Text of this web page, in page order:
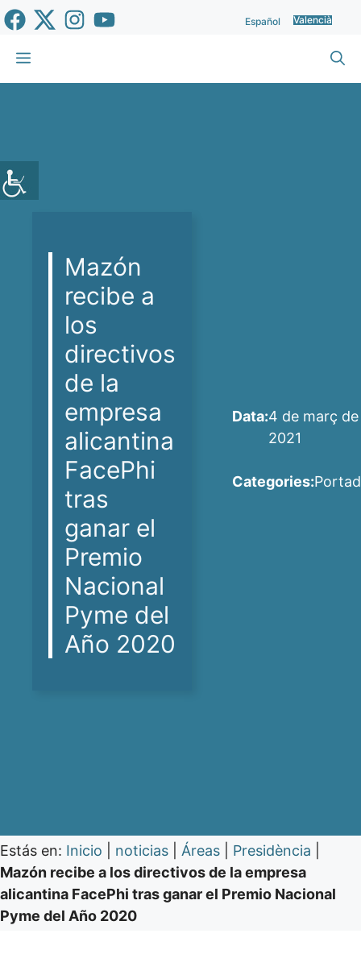
Vés
al
contingut
Español Valencià
Menu
Mazón
recibe a
los
directivos
de la
empresa
alicantina
FacePhi
tras
ganar el
Premio
Nacional
Pyme del
Año 2020
Data:4 de març de
2021
Categories:
Estás en: Inicio noticias Áreas Presidència
Mazón recibe a los directivos de la empresa
alicantina FacePhi tras ganar el Premio Nacional
Pyme del Año 2020